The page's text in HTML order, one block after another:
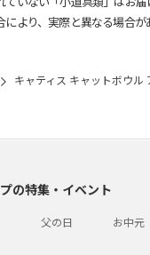
より、実際と異なる場合が
キャティス キャットボウル
の特集・イベント
父の日 お中元